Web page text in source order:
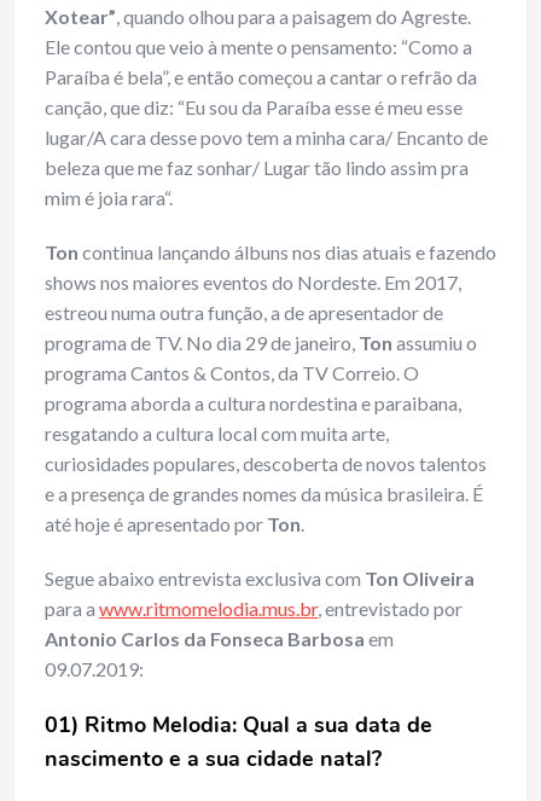
Xotear”, quando olhou para a paisagem do Agreste.
Ele contou que veio à mente o pensamento: “Como a
Paraíba é bela”, e então começou a cantar o refrão da
canção, que diz: “Eu sou da Paraíba esse é meu esse
lugar/A cara desse povo tem a minha cara/ Encanto de
beleza que me faz sonhar/ Lugar tão lindo assim pra
mim é joia rara“.
Ton continua lançando álbuns nos dias atuais e fazendo
shows nos maiores eventos do Nordeste. Em 2017,
estreou numa outra função, a de apresentador de
programa de TV. No dia 29 de janeiro, Ton assumiu o
programa Cantos & Contos, da TV Correio. O
programa aborda a cultura nordestina e paraibana,
resgatando a cultura local com muita arte,
curiosidades populares, descoberta de novos talentos
e a presença de grandes nomes da música brasileira. É
até hoje é apresentado por Ton.
Segue abaixo entrevista exclusiva com Ton Oliveira
para a www.ritmomelodia.mus.br, entrevistado por
Antonio Carlos da Fonseca Barbosa em
09.07.2019:
01) Ritmo Melodia: Qual a sua data de
nascimento e a sua cidade natal?